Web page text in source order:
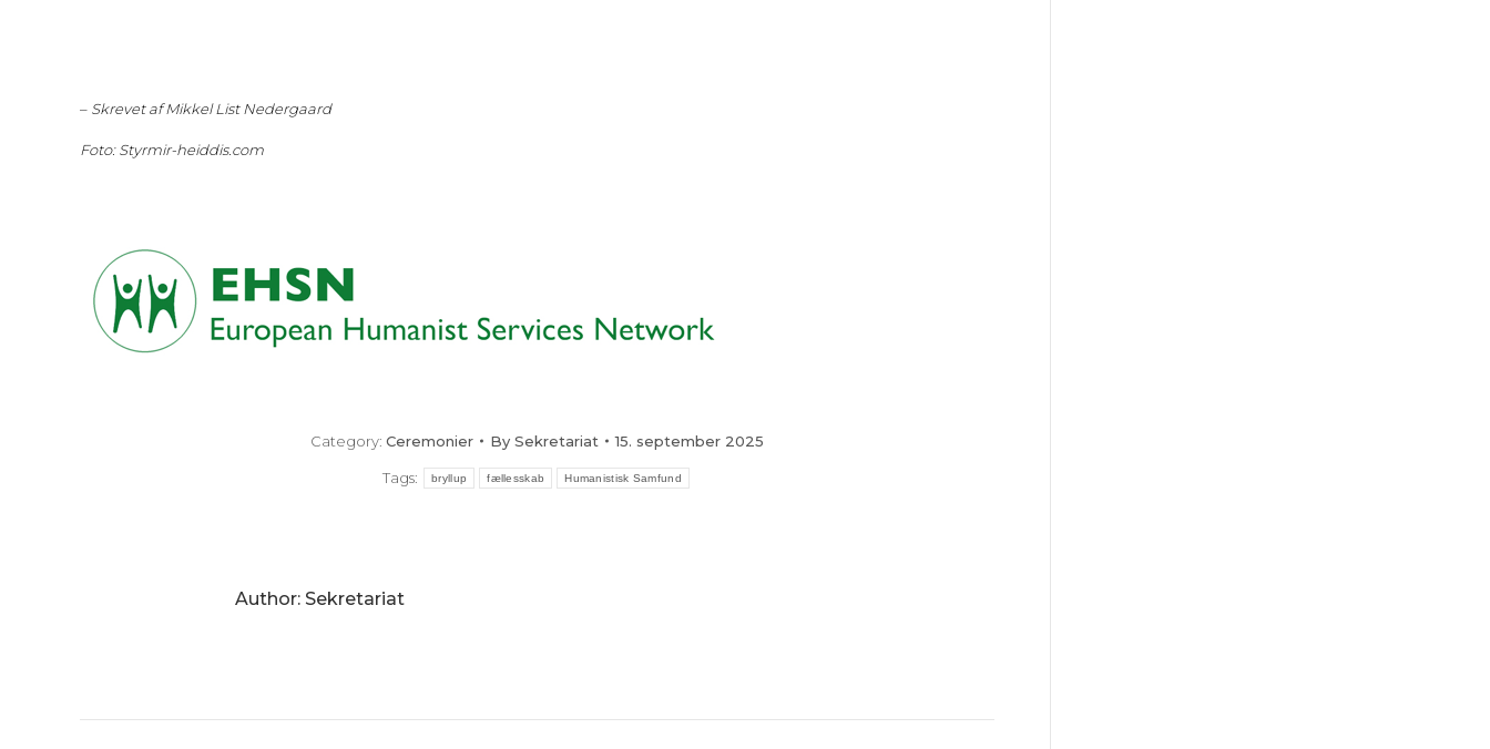
– Skrevet af Mikkel List Nedergaard
Foto: Styrmir-heiddis.com
Category: Ceremonier By Sekretariat 15. september 2025
Tags: bryllup fællesskab Humanistisk Samfund
Author: Sekretariat